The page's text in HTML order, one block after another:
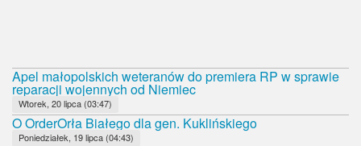
Apel małopolskich weteranów do premiera RP w sprawie
reparacji wojennych od Niemiec
Wtorek, 20 lipca (03:47)
O OrderOrła Białego dla gen. Kuklińskiego
Poniedziałek, 19 lipca (04:43)